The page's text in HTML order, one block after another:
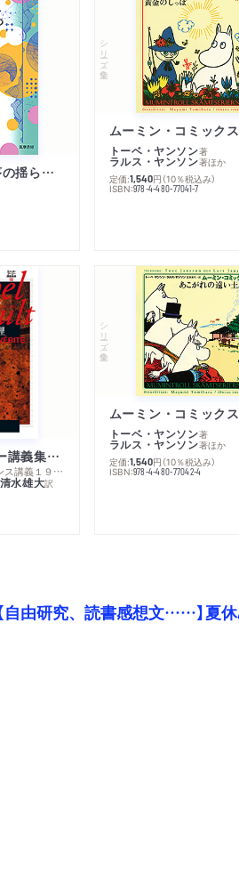
「リベラル国際秩序の揺らぎ」再考 年報政治学２０２６‐Ⅰ
シリーズ・全集
トーベ・ヤンソン著
ラルス・ヤンソン著ほか
定価:1,540円 （10％税込み）
ISBN:978-4-480-77041-7
ミシェル・フーコー講義集成１０ 主体性と真理
─コレージュ・ド・フランス講義１９８０－１９８１年度
清水雄大訳
シリーズ・全集
トーベ・ヤンソン著
ラルス・ヤンソン著ほか
定価:1,540円 （10％税込み）
ISBN:978-4-480-77042-4
自由研究、読書感想文……】夏